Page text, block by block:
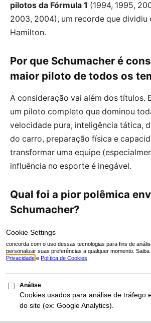
pilotos da Fórmula 1 (1994, 1995,
2003, 2004), um recorde que dividiu
Hamilton.
Por que Schumacher é
maior piloto de todos os
A consideração vai além dos títulos.
um piloto completo que dominou
velocidade pura, inteligência tática,
do carro, preparação física e
transformar uma equipe
influência no esporte é inegável.
Qual foi a pior polêmica
Schumacher?
As duas principais polêmicas foram o
Damon Hill na última corrida de
título de forma questionável, e o
Jacques Villeneuve em 1997, que
campeonato daquele ano após
episódio daordem de equipe na